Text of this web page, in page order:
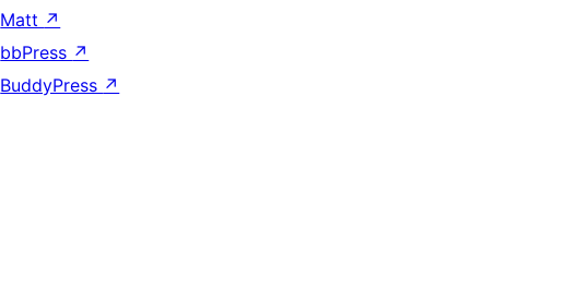
Matt ↗
bbPress ↗
BuddyPress ↗